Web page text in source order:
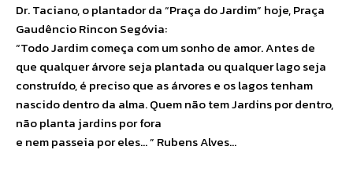
Dr. Taciano, o plantador da “Praça do Jardim” hoje, Praça
Gaudêncio Rincon Segóvia:
“Todo Jardim começa com um sonho de amor. Antes de
que qualquer árvore seja plantada ou qualquer lago seja
construído, é preciso que as árvores e os lagos tenham
nascido dentro da alma. Quem não tem Jardins por dentro,
não planta jardins por fora
e nem passeia por eles… ” Rubens Alves…